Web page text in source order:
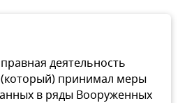
деятельность
принимал меры
в ряды Вооруженных